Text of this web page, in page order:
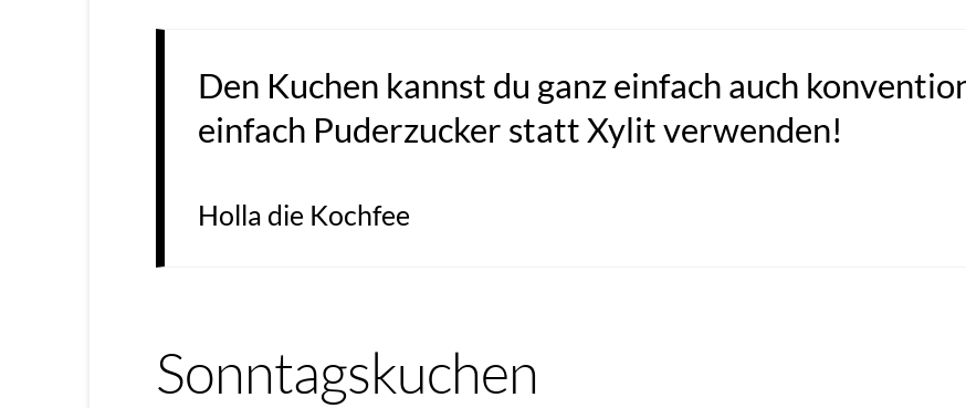
Den Kuchen kannst du ganz einfach auch
einfach Puderzucker statt Xylit verwenden!
Holla die Kochfee
Sonntagskuchen